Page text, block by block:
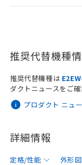
推奨代替機種
プロダクト ニュ
推奨代替機種は
ダクトニュースをご確
詳細情報
定格/性能 外形図